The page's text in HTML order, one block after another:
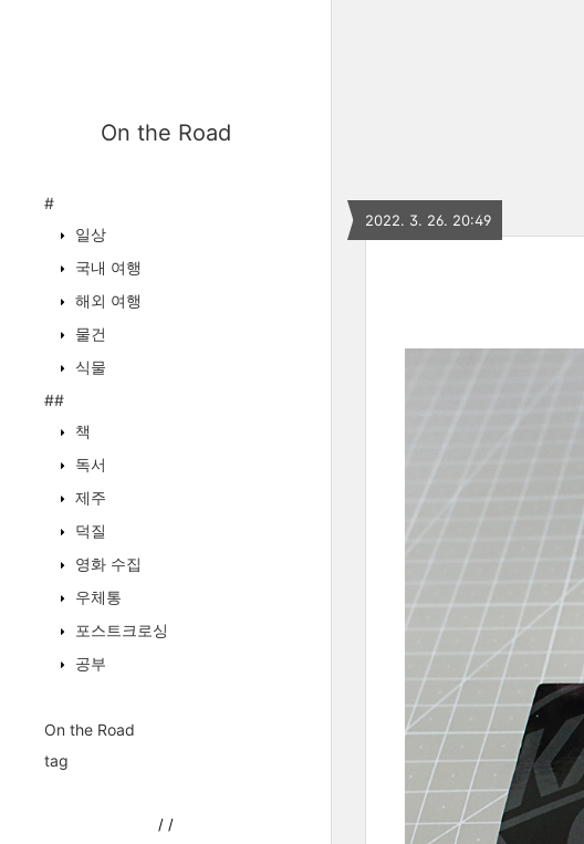
On the Road
#
일상
국내 여행
해외 여행
물건
식물
##
책
독서
제주
덕질
영화 수집
우체통
포스트크로싱
공부
On the Road
tag
/ /
2022. 3. 26. 20:49